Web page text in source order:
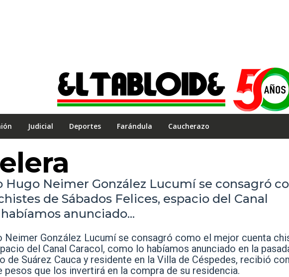
Judicial Deportes Farándula Caucherazo
Hugo Neimer González Lucumí se consagró
de Sábados Felices, espacio del Canal
anunciado...
Neimer González Lucumí se consagró como el mejor cuenta
del Canal Caracol, como lo habíamos anunciado en la
de Suárez Cauca y residente en la Villa de Céspedes, recibió
que los invertirá en la compra de su residencia.